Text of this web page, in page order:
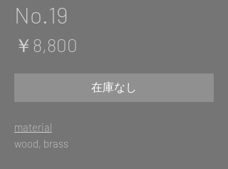
No.19
￥8,800
在庫なし
material
wood, brass